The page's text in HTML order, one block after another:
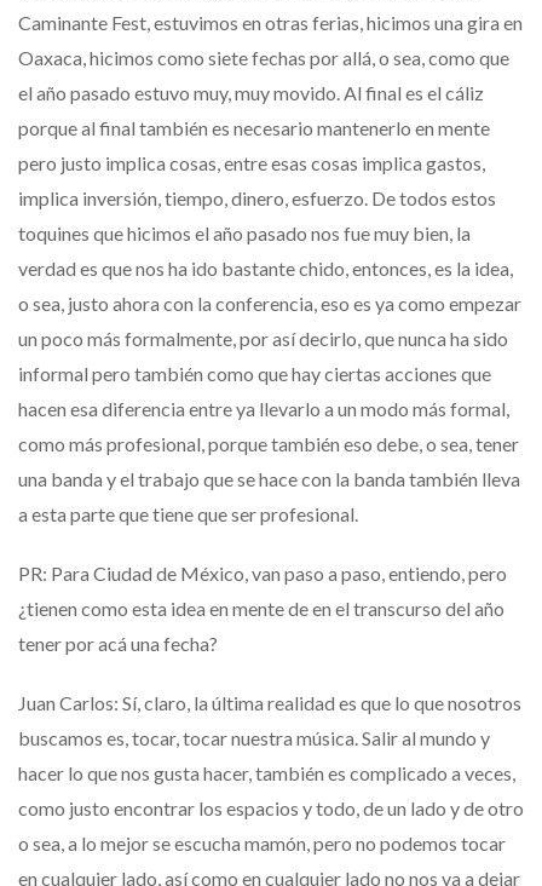
Caminante Fest, estuvimos en otras ferias, hicimos una gira en
Oaxaca, hicimos como siete fechas por allá, o sea, como que
el año pasado estuvo muy, muy movido. Al final es el cáliz
porque al final también es necesario mantenerlo en mente
pero justo implica cosas, entre esas cosas implica gastos,
implica inversión, tiempo, dinero, esfuerzo. De todos estos
toquines que hicimos el año pasado nos fue muy bien, la
verdad es que nos ha ido bastante chido, entonces, es la idea,
o sea, justo ahora con la conferencia, eso es ya como empezar
un poco más formalmente, por así decirlo, que nunca ha sido
informal pero también como que hay ciertas acciones que
hacen esa diferencia entre ya llevarlo a un modo más formal,
como más profesional, porque también eso debe, o sea, tener
una banda y el trabajo que se hace con la banda también lleva
a esta parte que tiene que ser profesional.
PR: Para Ciudad de México, van paso a paso, entiendo, pero
¿tienen como esta idea en mente de en el transcurso del año
tener por acá una fecha?
Juan Carlos: Sí, claro, la última realidad es que lo que nosotros
buscamos es, tocar, tocar nuestra música. Salir al mundo y
hacer lo que nos gusta hacer, también es complicado a veces,
como justo encontrar los espacios y todo, de un lado y de otro
o sea, a lo mejor se escucha mamón, pero no podemos tocar
en cualquier lado, así como en cualquier lado no nos va a dejar